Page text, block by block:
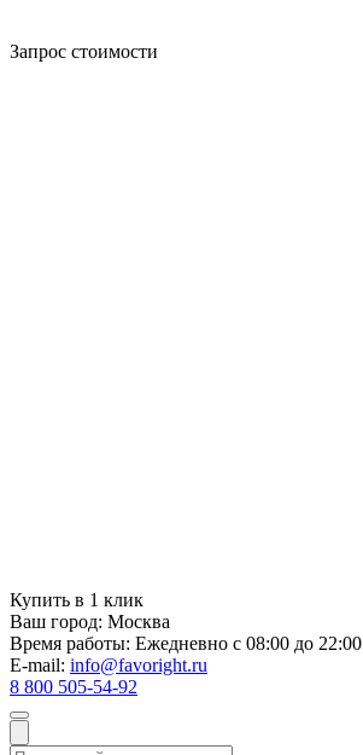
Запрос стоимости
Купить в 1 клик
Ваш город: Москва
Время работы: Ежедневно с 08:00 до 22:00
E-mail: info@favoright.ru
8 800 505-54-92